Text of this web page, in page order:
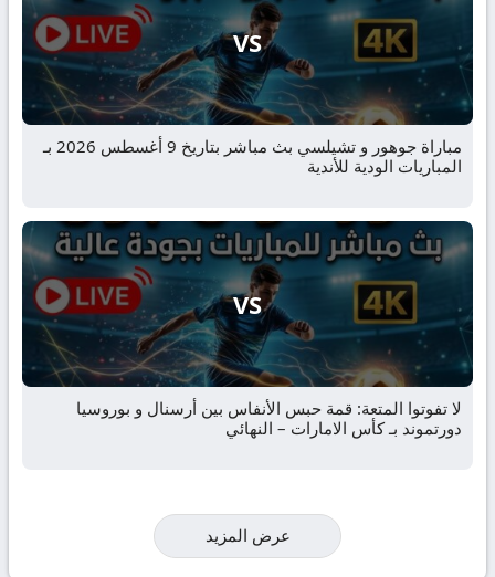
VS
مباراة جوهور و تشيلسي بث مباشر بتاريخ 9 أغسطس 2026 بـ
المباريات الودية للأندية
VS
لا تفوتوا المتعة: قمة حبس الأنفاس بين أرسنال و بوروسيا
دورتموند بـ كأس الامارات – النهائي
عرض المزيد